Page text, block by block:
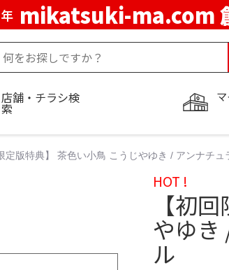
mikatsuki-ma.com
店舗・チラシ検
索
定版特典】 茶色い小鳥 こうじやゆき / アンナチュ
HOT !
【初
やゆき
ル